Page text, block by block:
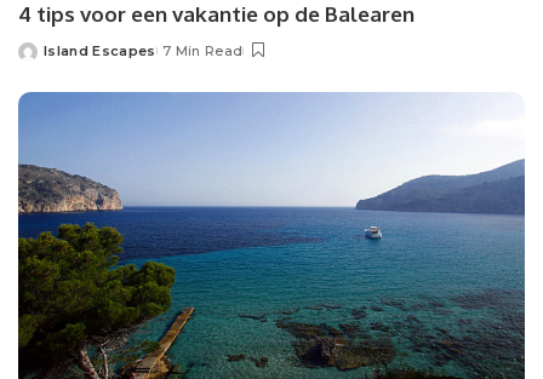
4 tips voor een vakantie op de Balearen
Posted
Island Escapes 7 Min Read